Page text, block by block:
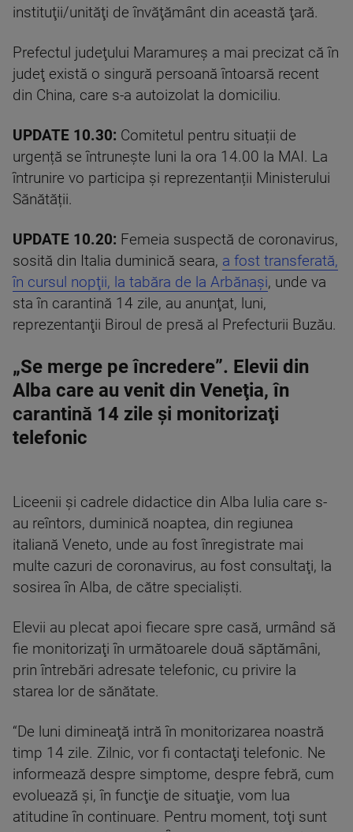
instituţii/unităţi de învăţământ din această ţară.
Prefectul judeţului Maramureş a mai precizat că în
judeţ există o singură persoană întoarsă recent
din China, care s-a autoizolat la domiciliu.
UPDATE 10.30: Comitetul pentru situații de
urgență se întrunește luni la ora 14.00 la MAI. La
întrunire vo participa și reprezentanții Ministerului
Sănătății.
UPDATE 10.20: Femeia suspectă de coronavirus,
sosită din Italia duminică seara, a fost transferată,
în cursul nopţii, la tabăra de la Arbănaşi, unde va
sta în carantină 14 zile, au anunţat, luni,
reprezentanţii Biroul de presă al Prefecturii Buzău.
„Se merge pe încredere”. Elevii din
Alba care au venit din Veneţia, în
carantină 14 zile şi monitorizaţi
telefonic
Liceenii şi cadrele didactice din Alba Iulia care s-
au reîntors, duminică noaptea, din regiunea
italiană Veneto, unde au fost înregistrate mai
multe cazuri de coronavirus, au fost consultaţi, la
sosirea în Alba, de către specialişti.
Elevii au plecat apoi fiecare spre casă, urmând să
fie monitorizaţi în următoarele două săptămâni,
prin întrebări adresate telefonic, cu privire la
starea lor de sănătate.
“De luni dimineaţă intră în monitorizarea noastră
timp 14 zile. Zilnic, vor fi contactaţi telefonic. Ne
informează despre simptome, despre febră, cum
evoluează şi, în funcţie de situaţie, vom lua
atitudine în continuare. Pentru moment, toţi sunt